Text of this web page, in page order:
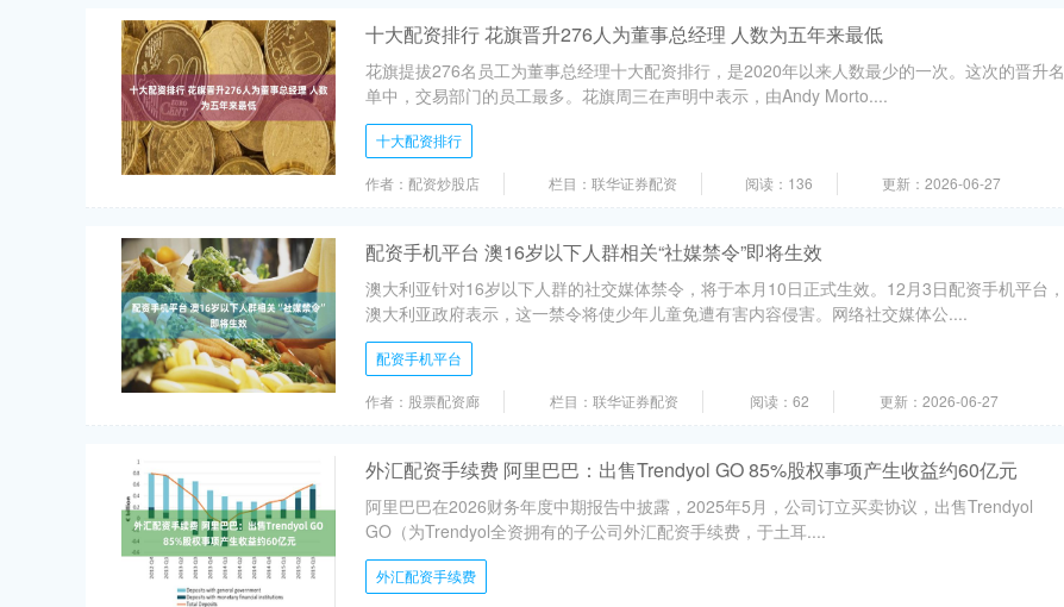
十大配资排行 花旗晋升276人为董事总经理 人数为五年来最低
花旗提拔276名员工为董事总经理十大配资排行，是2020年以来人数最少的一次。这次的晋升名
单中，交易部门的员工最多。花旗周三在声明中表示，由Andy Morto....
十大配资排行
作者：配资炒股店 栏目：联华证券配资 阅读：136 更新：2026-06-27
配资手机平台 澳16岁以下人群相关“社媒禁令”即将生效
澳大利亚针对16岁以下人群的社交媒体禁令，将于本月10日正式生效。12月3日配资手机平台，
澳大利亚政府表示，这一禁令将使少年儿童免遭有害内容侵害。网络社交媒体公....
配资手机平台
作者：股票配资廊 栏目：联华证券配资 阅读：62 更新：2026-06-27
外汇配资手续费 阿里巴巴：出售Trendyol GO 85%股权事项产生收益约60亿元
阿里巴巴在2026财务年度中期报告中披露，2025年5月，公司订立买卖协议，出售Trendyol
GO（为Trendyol全资拥有的子公司外汇配资手续费，于土耳....
外汇配资手续费